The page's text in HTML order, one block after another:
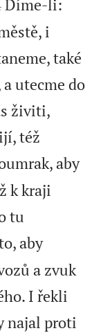
Díme-li:
i
také
utecme do
živiti,
též
aby
k kraji
tu
aby
a zvuk
I řekli
najal proti